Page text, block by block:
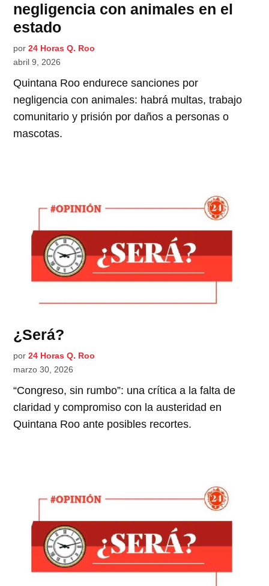
negligencia con animales en el
estado
por 24 Horas Q. Roo
abril 9, 2026
Quintana Roo endurece sanciones por
negligencia con animales: habrá multas, trabajo
comunitario y prisión por daños a personas o
mascotas.
¿Será?
por 24 Horas Q. Roo
marzo 30, 2026
“Congreso, sin rumbo”: una crítica a la falta de
claridad y compromiso con la austeridad en
Quintana Roo ante posibles recortes.